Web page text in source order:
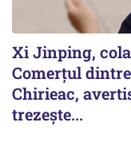
Xi Jinping,
Comerțul
Chirieac,
trezește...